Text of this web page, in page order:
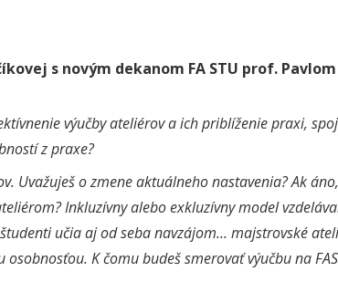
s novým dekanom FA STU prof.
výučby ateliérov a ich priblíženie praxi,
z praxe?
Uvažuješ o zmene aktuálneho nastavenia? Ak
Inkluzívny alebo exkluzívny model
učia aj od seba navzájom... majstrovské
K čomu budeš smerovať výučbu na